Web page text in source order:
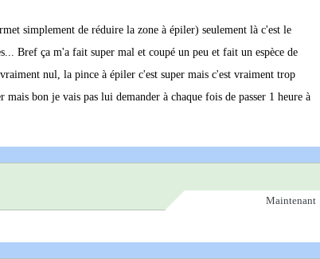
simplement de réduire la zone à épiler) seulement là c'est le
Bref ça m'a fait super mal et coupé un peu et fait un espèce de
nul, la pince à épiler c'est super mais c'est vraiment trop
bon je vais pas lui demander à chaque fois de passer 1 heure à
Maintenant